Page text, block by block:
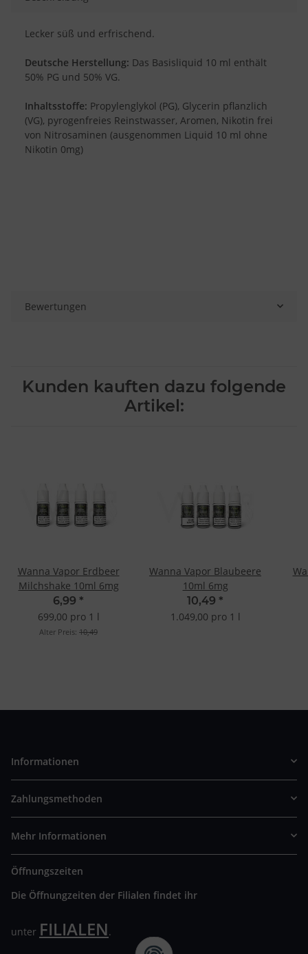
Lecker süß und erfrischend.
Deutsche Herstellung: Das Basisliquid 10 ml enthält
50% PG und 50% VG.
Inhaltsstoffe: Propylenglykol (PG), Glycerin pflanzlich
(VG), pyrogenfreies Reinstwasser, Aromen, Nikotin frei
von Nitrosaminen (ausgenommen Liquid 10 ml ohne
Nikotin 0mg)
Bewertungen
Kunden kauften dazu folgende
Artikel:
Wanna Vapor Erdbeer
Milchshake 10ml 6mg
6,99 *
699,00 pro 1 l
Alter Preis: 10,49
Wanna Vapor Blaubeere
10ml 6mg
10,49 *
1.049,00 pro 1 l
Informationen
Zahlungsmethoden
Mehr Informationen
Öffnungszeiten
Die Öffnungzeiten der Filialen findet ihr
unter FILIALEN.